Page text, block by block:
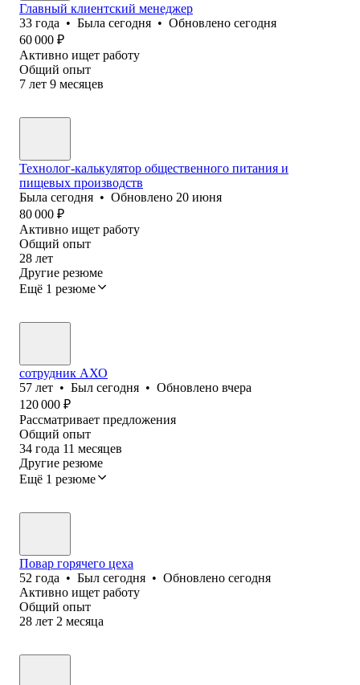
Главный клиентский менеджер
33 года • Была сегодня • Обновлено сегодня
60 000 ₽
Активно ищет работу
Общий опыт
7 лет 9 месяцев
Технолог-калькулятор общественного питания и
пищевых производств
Была сегодня • Обновлено 20 июня
80 000 ₽
Активно ищет работу
Общий опыт
28 лет
Другие резюме
Ещё 1 резюме
сотрудник АХО
57 лет • Был сегодня • Обновлено вчера
120 000 ₽
Рассматривает предложения
Общий опыт
34 года 11 месяцев
Другие резюме
Ещё 1 резюме
Повар горячего цеха
52 года • Был сегодня • Обновлено сегодня
Активно ищет работу
Общий опыт
28 лет 2 месяца